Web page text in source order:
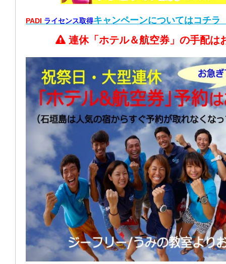
PADI ライセンス取得キャンペーンについてはコチラ
連休「ホテル＆航空券」の手配は